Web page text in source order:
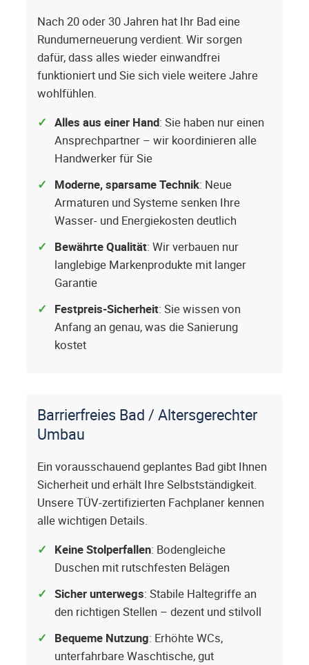
Nach 20 oder 30 Jahren hat Ihr Bad eine
Rundumerneuerung verdient. Wir sorgen
dafür, dass alles wieder einwandfrei
funktioniert und Sie sich viele weitere Jahre
wohlfühlen.
Alles aus einer Hand: Sie haben nur einen
Ansprechpartner – wir koordinieren alle
Handwerker für Sie
Moderne, sparsame Technik: Neue
Armaturen und Systeme senken Ihre
Wasser- und Energiekosten deutlich
Bewährte Qualität: Wir verbauen nur
langlebige Markenprodukte mit langer
Garantie
Festpreis-Sicherheit: Sie wissen von
Anfang an genau, was die Sanierung
kostet
Barrierfreies Bad / Altersgerechter
Umbau
Ein vorausschauend geplantes Bad gibt Ihnen
Sicherheit und erhält Ihre Selbstständigkeit.
Unsere TÜV-zertifizierten Fachplaner kennen
alle wichtigen Details.
Keine Stolperfallen: Bodengleiche
Duschen mit rutschfesten Belägen
Sicher unterwegs: Stabile Haltegriffe an
den richtigen Stellen – dezent und stilvoll
Bequeme Nutzung: Erhöhte WCs,
unterfahrbare Waschtische, gut